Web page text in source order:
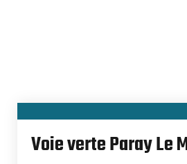
Voie verte Paray Le